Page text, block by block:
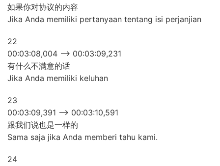
如果你对协议的内容
Jika Anda memiliki pertanyaan tentang isi perjanjian
22
00:03:08,004 –> 00:03:09,231
有什么不满意的话
Jika Anda memiliki keluhan
23
00:03:09,391 –> 00:03:10,591
跟我们说也是一样的
Sama saja jika Anda memberi tahu kami.
24